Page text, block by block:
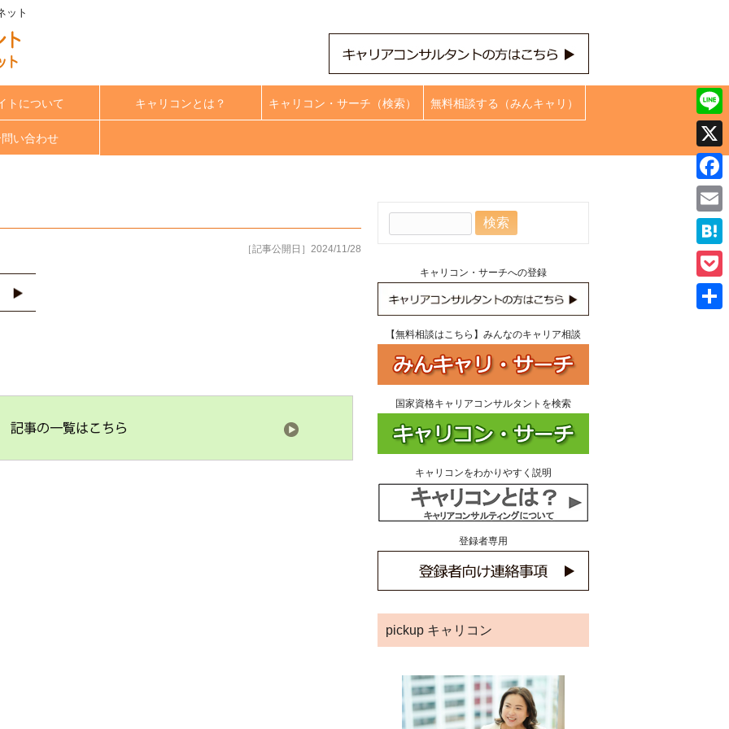
ット
トについて キャリコンとは？ キャリコン・サーチ（検索） 無料相談する（みんキャリ）
い合わせ
［記事公開日］2024/11/28
キャリコン・サーチへの登録
【無料相談はこちら】みんなのキャリア相談
国家資格キャリアコンサルタントを検索
キャリコンをわかりやすく説明
登録者専用
pickup キャリコン
Line
X
Email